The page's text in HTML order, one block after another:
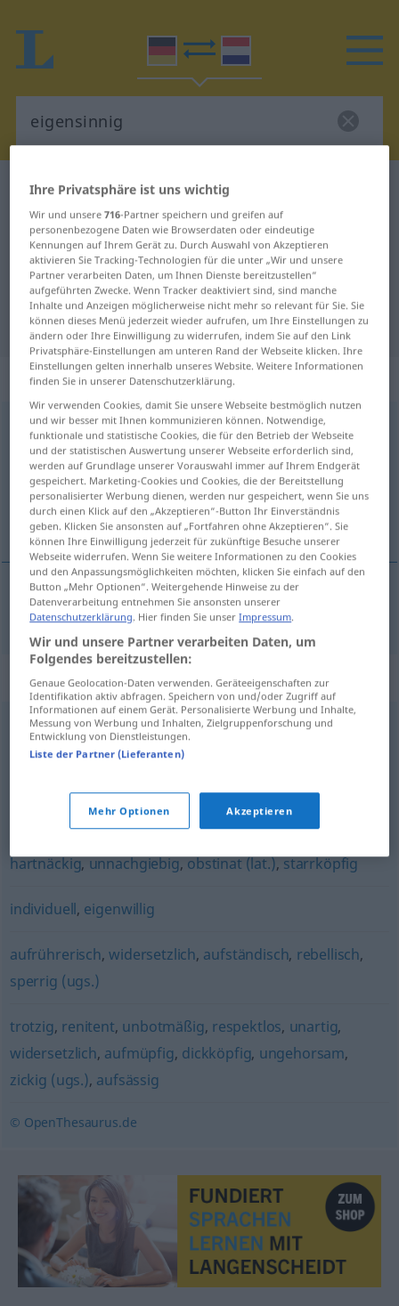
Deutsch-Niederländisch Wörterbuch
Deutsch-Niederländisch
Übersetzung für "eigensinnig"
"eigensinnig" Niederländisch
Übersetzung
„eigensinnig“
eigensinnig [ˈaɪ-]
Übersicht aller Übersetzungen
(Für mehr Details die Übersetzung anklicken/antippen)
eigenzinnig
eigenzinnig eigensinnig
Synonyme für "eigensinnig"
widerspenstig,unnachgiebig
dickköpfig (ugs.),rechthaberisch
unbelehrbar,unbeugsam,starrsinnig,unverbesserlich
hartnäckig,unnachgiebig,obstinat (lat.),starrköpfig
individuell, eigenwillig
aufrührerisch,widersetzlich, aufständisch, rebellisch,
sperrig (ugs.)
trotzig, renitent, unbotmäßig, respektlos, unartig,
widersetzlich, aufmüpfig, dickköpfig, ungehorsam,
zickig (ugs.), aufsässig
© OpenThesaurus.de
Ihre Privatsphäre ist uns wichtig
Wir und unsere716-Partner speichern und greifen auf
personenbezogene Daten wie Browserdaten oder eindeutige
Kennungen auf Ihrem Gerät zu. Durch Auswahl von Akzeptieren
aktivieren Sie Tracking-Technologien für die unter „Wir und unsere
Partner verarbeiten Daten, um Ihnen Dienste bereitzustellen“
aufgeführten Zwecke. Wenn Tracker deaktiviert sind, sind manche
Inhalte und Anzeigen möglicherweise nicht mehr so relevant für Sie. Sie
können dieses Menü jederzeit wieder aufrufen, um Ihre Einstellungen zu
ändern oder Ihre Einwilligung zu widerrufen, indem Sie auf den Link
Privatsphäre-Einstellungen am unteren Rand der Webseite klicken. Ihre
Einstellungen gelten innerhalb unseres Website. Weitere Informationen
finden Sie in unserer Datenschutzerklärung.
Wir verwenden Cookies, damit Sie unsere Webseite bestmöglich nutzen
und wir besser mit Ihnen kommunizieren können. Notwendige,
funktionale und statistische Cookies, die für den Betrieb der Webseite
und der statistischen Auswertung unserer Webseite erforderlich sind,
werden auf Grundlage unserer Vorauswahl immer auf Ihrem Endgerät
gespeichert. Marketing-Cookies und Cookies, die der Bereitstellung
personalisierter Werbung dienen, werden nur gespeichert, wenn Sie uns
durch einen Klick auf den „Akzeptieren“-Button Ihr Einverständnis
geben. Klicken Sie ansonsten auf „Fortfahren ohne Akzeptieren“. Sie
können Ihre Einwilligung jederzeit für zukünftige Besuche unserer
Webseite widerrufen. Wenn Sie weitere Informationen zu den Cookies
und den Anpassungsmöglichkeiten möchten, klicken Sie einfach auf den
Button „Mehr Optionen“. Weitergehende Hinweise zu der
Datenverarbeitung entnehmen Sie ansonsten unserer
Datenschutzerklärung. Hier finden Sie unserImpressum.
Wir und unsere Partner verarbeiten Daten, um
Folgendes bereitzustellen:
Genaue Geolocation-Daten verwenden. Geräteeigenschaften zur
Identifikation aktiv abfragen. Speichern von und/oder Zugriff auf
Informationen auf einem Gerät. Personalisierte Werbung und Inhalte,
Messung von Werbung und Inhalten, Zielgruppenforschung und
Entwicklung von Dienstleistungen.
Liste der Partner (Lieferanten)
Mehr Optionen Akzeptieren